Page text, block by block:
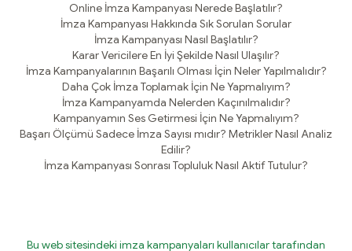
Online İmza Kampanyası Nerede Başlatılır?
İmza Kampanyası Hakkında Sık Sorulan Sorular
İmza Kampanyası Nasıl Başlatılır?
Karar Vericilere En İyi Şekilde Nasıl Ulaşılır?
İmza Kampanyalarının Başarılı Olması İçin Neler Yapılmalıdır?
Daha Çok İmza Toplamak İçin Ne Yapmalıyım?
İmza Kampanyamda Nelerden Kaçınılmalıdır?
Kampanyamın Ses Getirmesi İçin Ne Yapmalıyım?
Başarı Ölçümü Sadece İmza Sayısı mıdır? Metrikler Nasıl Analiz
Edilir?
İmza Kampanyası Sonrası Topluluk Nasıl Aktif Tutulur?
Bu web sitesindeki imza kampanyaları kullanıcılar tarafından